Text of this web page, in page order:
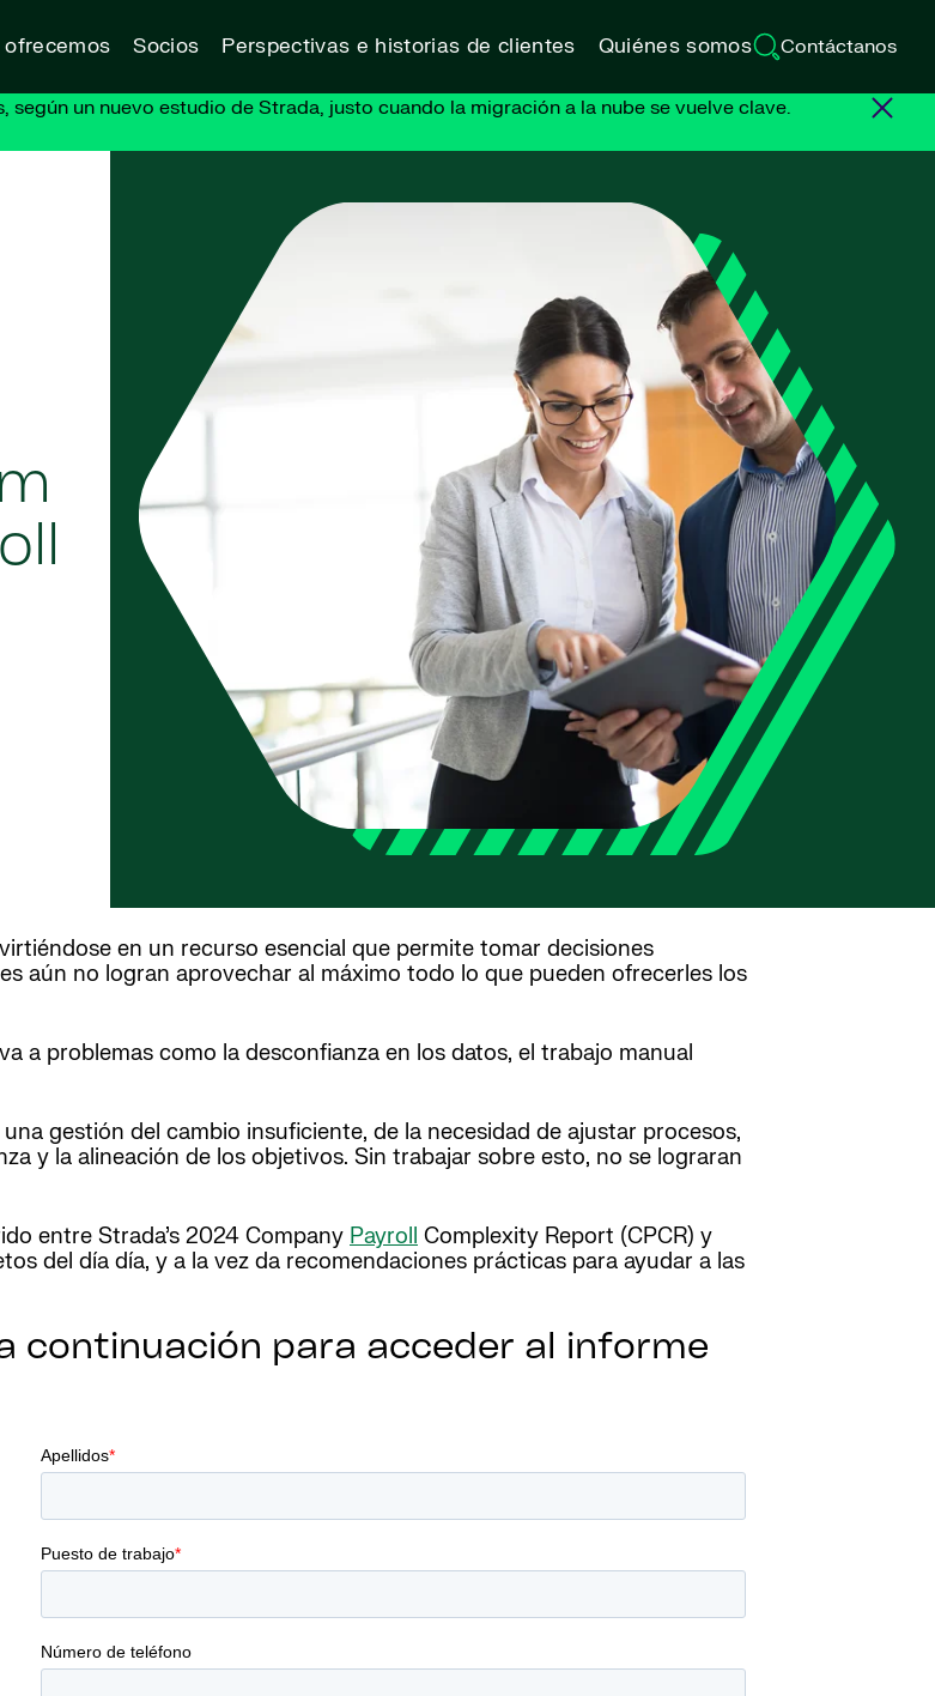
ofrecemos Socios Perspectivas e historias de clientes Quiénes somos Contáctanos
un nuevo estudio de Strada, justo cuando la migración a la nube se vuelve clave.
en un recurso esencial que permite tomar decisiones
aún no logran aprovechar al máximo todo lo que pueden ofrecerles los
a problemas como la desconfianza en los datos, el trabajo manual
gestión del cambio insuficiente, de la necesidad de ajustar procesos,
y la alineación de los objetivos. Sin trabajar sobre esto, no se lograran
entre Strada’s 2024 Company Payroll Complexity Report (CPCR) y
del día día, y a la vez da recomendaciones prácticas para ayudar a las
continuación para acceder al informe